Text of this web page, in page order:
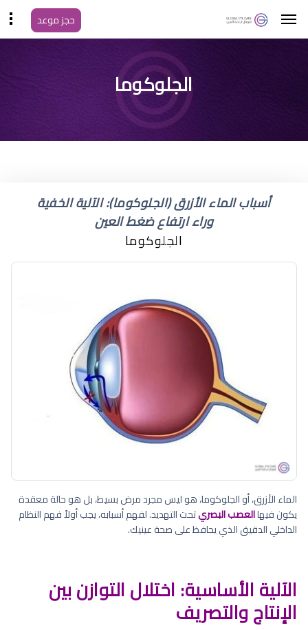
حجز موعد
ما هي اعراض المياه
الزرقاء في العين
الجلوكوما
أسباب الماء الأزرق (الجلوكوما): الآلية الخفية
وراء ارتفاع ضغط العين
الجلوكوما
الماء الأزرق، أو الجلوكوما، هو ليس مجرد مرض بسيط، بل هو حالة معقدة
يكون فيهاالعصب البصريتحت التهديد. لفهم أسبابه، يجب أولاً فهم النظام
الداخلي الدقيق الذي يحافظ على صحة عينيك.
الآلية الأساسية: اختلال التوازن بين
الإنتاج والتصريف